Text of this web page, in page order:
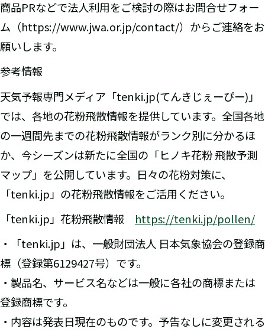
商品PRなどで法人利用をご検討の際はお問合せフォー
ム（https://www.jwa.or.jp/contact/）からご連絡をお
願いします。
参考情報
天気予報専門メディア「tenki.jp(てんきじぇーぴー)」
では、各地の花粉飛散情報を提供しています。全国各地
の一週間先までの花粉飛散情報がランク別に分かるほ
か、今シーズンは新たに全国の「ヒノキ花粉 飛散予測
マップ」を公開しています。日々の花粉対策に、
「tenki.jp」の花粉飛散情報をご活用ください。
「tenki.jp」花粉飛散情報 https://tenki.jp/pollen/
・「tenki.jp」は、一般財団法人 日本気象協会の登録商
標（登録第6129427号）です。
・製品名、サービス名などは一般に各社の商標または
登録商標です。
・内容は発表日現在のものです。予告なしに変更される